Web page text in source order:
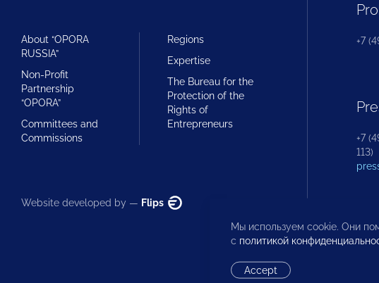
About “OPORA
RUSSIA”
Non-Profit
Partnership
“OPORA”
Committees and
Commissions
Regions
Expertise
The Bureau for the
Protection of the
Rights of
Entrepreneurs
Website developed by — Flips
+7
+7
113)
Мы используем cookie. Они
с политикой
Accept